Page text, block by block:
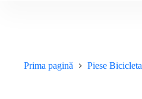
Prima pagină Piese Bicicleta